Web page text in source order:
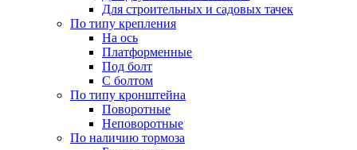
Для строительных и садовых тачек
По типу крепления
На ось
Платформенные
Под болт
С болтом
По типу кронштейна
Поворотные
Неповоротные
По наличию тормоза